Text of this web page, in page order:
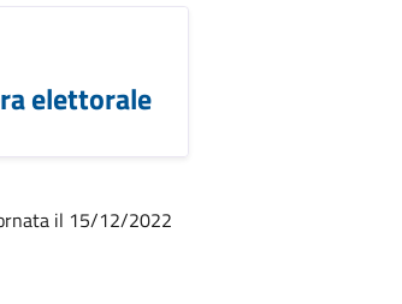
elettorale
il 15/12/2022